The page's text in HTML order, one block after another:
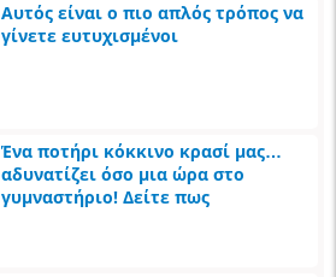
Αυτός είναι ο πιο απλός τρόπος να
γίνετε ευτυχισμένοι
Ένα ποτήρι κόκκινο κρασί μας…
αδυνατίζει όσο μια ώρα στο
γυμναστήριο! Δείτε πως